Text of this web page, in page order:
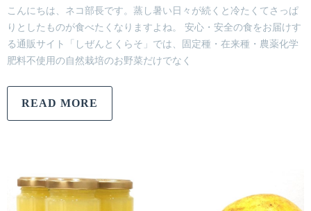
こんにちは、ネコ部長です。蒸し暑い日々が続くと冷たくてさっぱ
りとしたものが食べたくなりますよね。 安心・安全の食をお届けす
る通販サイト「しぜんとくらそ」では、固定種・在来種・農薬化学
肥料不使用の自然栽培のお野菜だけでなく
READ MORE